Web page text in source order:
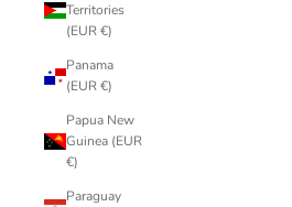
Territories
(EUR €)
Panama
(EUR €)
Papua New
Guinea (EUR
€)
Paraguay